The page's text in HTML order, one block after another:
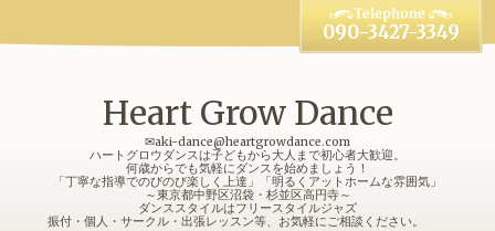
Heart Grow Dance
✉aki-dance@heartgrowdance.com
ハートグロウダンスは子どもから大人まで初心者大歓迎。
何歳からでも気軽にダンスを始めましょう！
「丁寧な指導でのびのび楽しく上達」「明るくアットホームな雰囲気」
～東京都中野区沼袋・杉並区高円寺～
ダンススタイルはフリースタイルジャズ
振付・個人・サークル・出張レッスン等、お気軽にご相談ください。
090-3427-3349